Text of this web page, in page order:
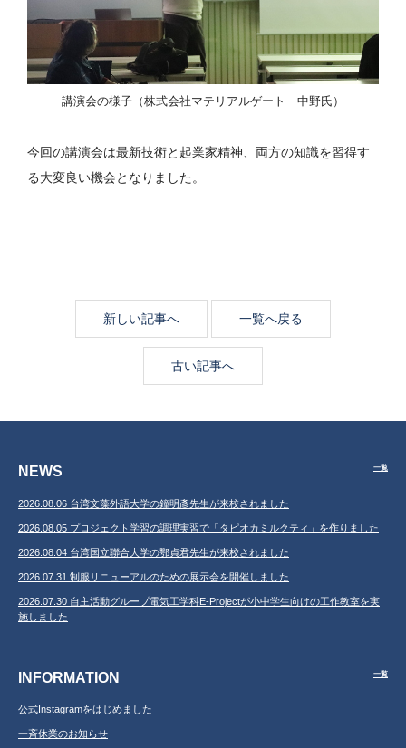
講演会の様子（株式会社マテリアルゲート 中野氏）
今回の講演会は最新技術と起業家精神、両方の知識を習得す
る大変良い機会となりました。
新しい記事へ 一覧へ戻る
古い記事へ
NEWS 一覧
2026.08.06 台湾文藻外語大学の鐘明彥先生が来校されました
2026.08.05 プロジェクト学習の調理実習で「タピオカミルクティ」を作りました
2026.08.04 台湾国立聯合大学の鄂貞君先生が来校されました
2026.07.31 制服リニューアルのための展示会を開催しました
2026.07.30 自主活動グループ電気工学科E-Projectが小中学生向けの工作教室を実
施しました
INFORMATION 一覧
公式Instagramをはじめました
一斉休業のお知らせ